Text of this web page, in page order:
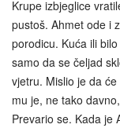
Krupe izbjeglice
pustoš. Ahmet ode i
porodicu. Kuća ili
samo da se čeljad
vjetru. Mislio je da
mu je, ne tako
Prevario se. Kada je